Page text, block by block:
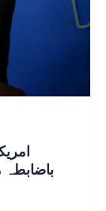
باضابطہ